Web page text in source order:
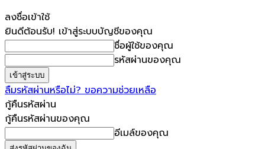
ลงชื่อเข้าใช้
ยินดีต้อนรับ! เข้าสู่ระบบบัญชีของคุณ
ชื่อผู้ใช้ของคุณ
รหัสผ่านของคุณ
ลืมรหัสผ่านหรือไม่? ขอความช่วยเหลือ
กู้คืนรหัสผ่าน
กู้คืนรหัสผ่านของคุณ
อีเมล์ของคุณ